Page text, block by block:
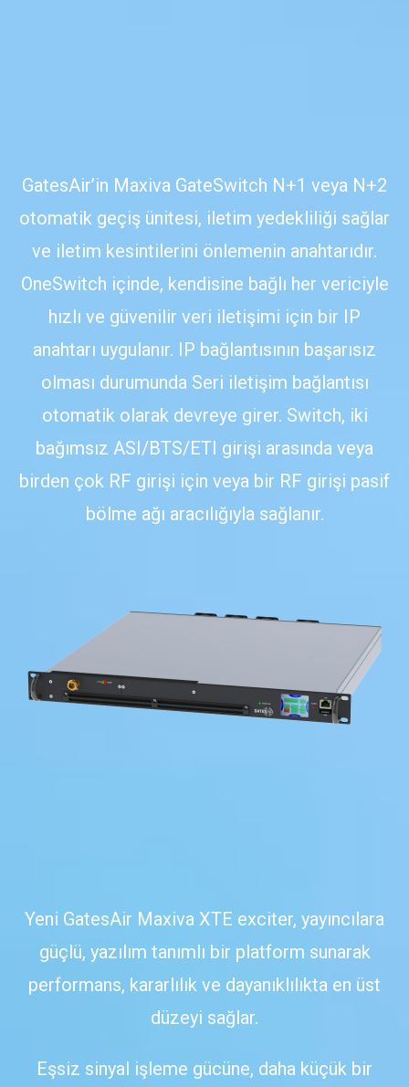
GatesAir’in Maxiva GateSwitch N+1 veya N+2
otomatik geçiş ünitesi, iletim yedekliliği sağlar
ve iletim kesintilerini önlemenin anahtarıdır.
OneSwitch içinde, kendisine bağlı her vericiyle
hızlı ve güvenilir veri iletişimi için bir IP
anahtarı uygulanır. IP bağlantısının başarısız
olması durumunda Seri iletişim bağlantısı
otomatik olarak devreye girer. Switch, iki
bağımsız ASI/BTS/ETI girişi arasında veya
birden çok RF girişi için veya bir RF girişi pasif
bölme ağı aracılığıyla sağlanır.
Yeni GatesAir Maxiva XTE exciter, yayıncılara
güçlü, yazılım tanımlı bir platform sunarak
performans, kararlılık ve dayanıklılıkta en üst
düzeyi sağlar.
Eşsiz sinyal işleme gücüne, daha küçük bir